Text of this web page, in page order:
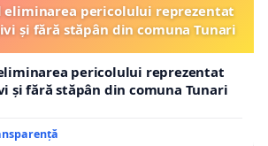
pericolului reprezentat
și fără stăpân din comuna Tunari
pericolului reprezentat
și fără stăpân din comuna Tunari